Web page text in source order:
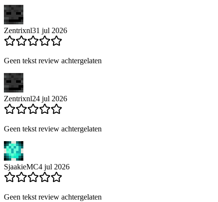
Zentrixnl31 jul 2026
Geen tekst review achtergelaten
Zentrixnl24 jul 2026
Geen tekst review achtergelaten
SjaakieMC4 jul 2026
Geen tekst review achtergelaten